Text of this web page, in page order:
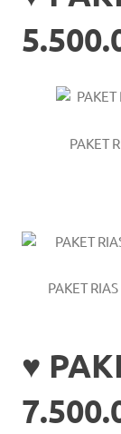
website
rolex.
content
https://
gift
for
PAKET
PAKET
♥